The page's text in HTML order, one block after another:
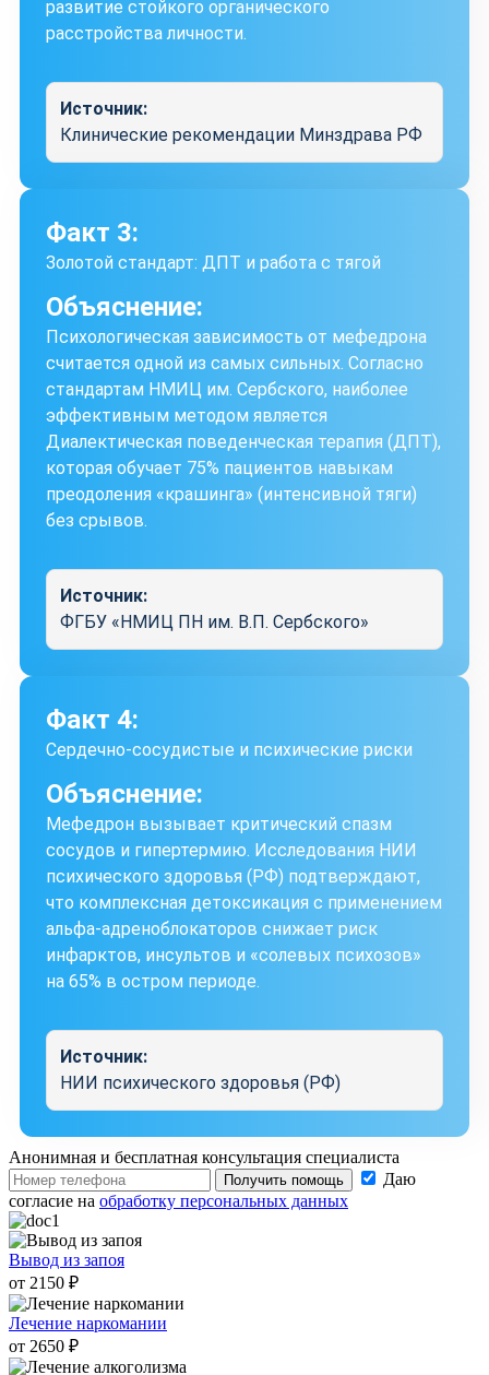
развитие стойкого органического
расстройства личности.
Источник:
Клинические рекомендации Минздрава РФ
Факт 3:
Золотой стандарт: ДПТ и работа с тягой
Объяснение:
Психологическая зависимость от мефедрона
считается одной из самых сильных. Согласно
стандартам НМИЦ им. Сербского, наиболее
эффективным методом является
Диалектическая поведенческая терапия (ДПТ),
которая обучает 75% пациентов навыкам
преодоления «крашинга» (интенсивной тяги)
без срывов.
Источник:
ФГБУ «НМИЦ ПН им. В.П. Сербского»
Факт 4:
Сердечно-сосудистые и психические риски
Объяснение:
Мефедрон вызывает критический спазм
сосудов и гипертермию. Исследования НИИ
психического здоровья (РФ) подтверждают,
что комплексная детоксикация с применением
альфа-адреноблокаторов снижает риск
инфарктов, инсультов и «солевых психозов»
на 65% в остром периоде.
Источник:
НИИ психического здоровья (РФ)
Анонимная и бесплатная консультация специалиста
Получить помощь
Даю
согласие на обработку персональных данных
Вывод из запоя
от 2150 ₽
Лечение наркомании
от 2650 ₽